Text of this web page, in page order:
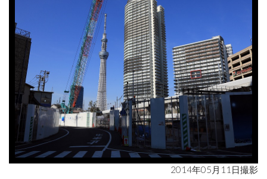
2014年05月11日撮影